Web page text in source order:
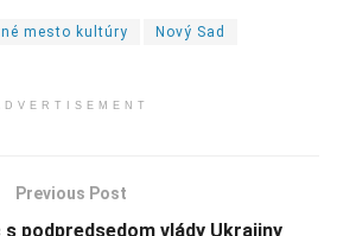
mesto kultúry Nový Sad
Previous Post
podpredsedom vlády Ukrajiny